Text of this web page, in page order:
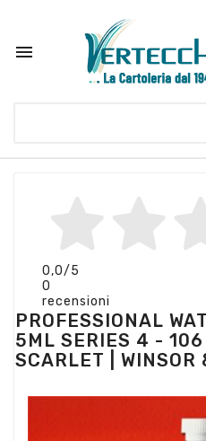

0,0/5
0
recensioni
PROFESSIONAL
5ML SERIES 4 - 106
SCARLET | WINSOR